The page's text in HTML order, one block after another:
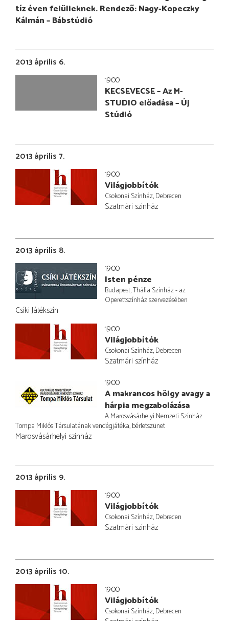
tíz éven felülieknek. Rendező: Nagy-Kopeczky
Kálmán – Bábstúdió
2013 április 6.
19:00
KECSEVECSE – Az M-
STUDIO előadása – Új
Stúdió
2013 április 7.
19:00
Világjobbítók
Csokonai Színház, Debrecen
Szatmári színház
2013 április 8.
19:00
Isten pénze
Budapest, Thália Színház - az
Operettszínház szervezésében
Csíki Játékszín
19:00
Világjobbítók
Csokonai Színház, Debrecen
Szatmári színház
19:00
A makrancos hölgy avagy a
hárpia megzabolázása
A Marosvásárhelyi Nemzeti Színház
Tompa Miklós Társulatának vendégjátéka, bérletszünet
Marosvásárhelyi szinház
2013 április 9.
19:00
Világjobbítók
Csokonai Színház, Debrecen
Szatmári színház
2013 április 10.
19:00
Világjobbítók
Csokonai Színház, Debrecen